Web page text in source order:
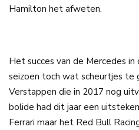
Hamilton het afweten.
Het succes van de Mercedes
seizoen toch wat scheurtjes te
Verstappen die in 2017 nog
bolide had dit jaar een
Ferrari maar het Red Bull